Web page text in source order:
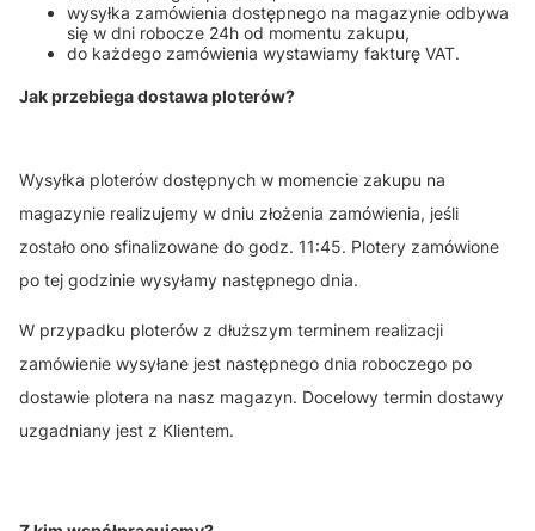
wysyłka zamówienia dostępnego na magazynie odbywa
się w dni robocze 24h od momentu zakupu,
do każdego zamówienia wystawiamy fakturę VAT.
Jak przebiega dostawa ploterów?
Wysyłka ploterów dostępnych w momencie zakupu na
magazynie realizujemy w dniu złożenia zamówienia, jeśli
zostało ono sfinalizowane do godz. 11:45. Plotery zamówione
po tej godzinie wysyłamy następnego dnia.
W przypadku ploterów z dłuższym terminem realizacji
zamówienie wysyłane jest następnego dnia roboczego po
dostawie plotera na nasz magazyn. Docelowy termin dostawy
uzgadniany jest z Klientem.